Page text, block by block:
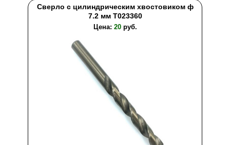
Сверло с цилиндрическим хвостовиком ф
7.2 мм T023360
Цена: 20руб.